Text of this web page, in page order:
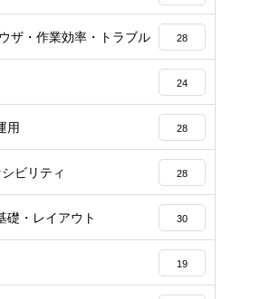
ザ・作業効率・トラブル 28
24
用 28
ビリティ 28
礎・レイアウト 30
19